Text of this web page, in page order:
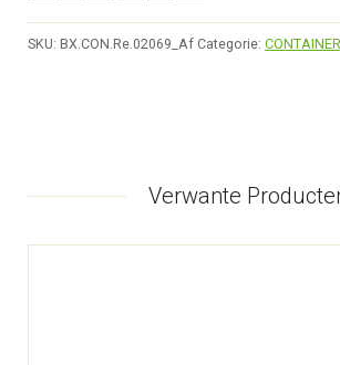
SKU: BX.CON.Re.02069_Af Categorie:
Verwante